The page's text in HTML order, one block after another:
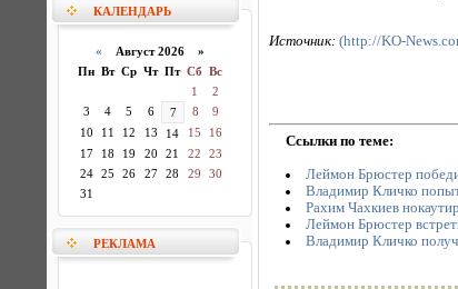
КАЛЕНДАРЬ
« Август 2026 »
Пн Вт Ср Чт Пт Сб Вс
1
2
3
4 5 6 7 8
9
10
11 12 13 14 15
16
17
18 19 20 21 22
23
24
25 26 27 28 29
30
31
РЕКЛАМА
Источник: (http://KO-
Ссылки по теме:
Леймон Брюстер
Владимир Кличко
Рахим Чахкиев
Леймон Брюстер
Владимир Кличко